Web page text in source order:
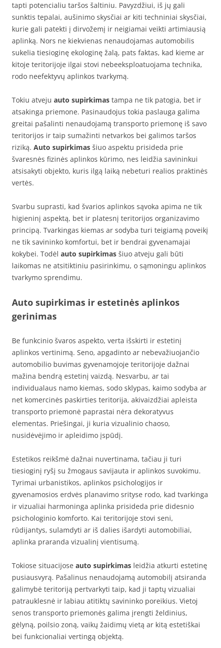
tapti potencialiu taršos šaltiniu. Pavyzdžiui, iš jų gali
sunktis tepalai, aušinimo skysčiai ar kiti techniniai skysčiai,
kurie gali patekti į dirvožemį ir neigiamai veikti artimiausią
aplinką. Nors ne kiekvienas nenaudojamas automobilis
sukelia tiesioginę ekologinę žalą, pats faktas, kad kieme ar
kitoje teritorijoje ilgai stovi nebeeksploatuojama technika,
rodo neefektyvų aplinkos tvarkymą.
Tokiu atveju auto supirkimas tampa ne tik patogia, bet ir
atsakinga priemone. Pasinaudojus tokia paslauga galima
greitai pašalinti nenaudojamą transporto priemonę iš savo
teritorijos ir taip sumažinti netvarkos bei galimos taršos
riziką. Auto supirkimas šiuo aspektu prisideda prie
švaresnės fizinės aplinkos kūrimo, nes leidžia savininkui
atsisakyti objekto, kuris ilgą laiką nebeturi realios praktinės
vertės.
Svarbu suprasti, kad švarios aplinkos sąvoka apima ne tik
higieninį aspektą, bet ir platesnį teritorijos organizavimo
principą. Tvarkingas kiemas ar sodyba turi teigiamą poveikį
ne tik savininko komfortui, bet ir bendrai gyvenamajai
kokybei. Todėl auto supirkimas šiuo atveju gali būti
laikomas ne atsitiktiniu pasirinkimu, o sąmoningu aplinkos
tvarkymo sprendimu.
Auto supirkimas ir estetinės aplinkos
gerinimas
Be funkcinio švaros aspekto, verta išskirti ir estetinį
aplinkos vertinimą. Seno, apgadinto ar nebevažiuojančio
automobilio buvimas gyvenamojoje teritorijoje dažnai
mažina bendrą estetinį vaizdą. Nesvarbu, ar tai
individualaus namo kiemas, sodo sklypas, kaimo sodyba ar
net komercinės paskirties teritorija, akivaizdžiai apleista
transporto priemonė paprastai nėra dekoratyvus
elementas. Priešingai, ji kuria vizualinio chaoso,
nusidėvėjimo ir apleidimo įspūdį.
Estetikos reikšmė dažnai nuvertinama, tačiau ji turi
tiesioginį ryšį su žmogaus savijauta ir aplinkos suvokimu.
Tyrimai urbanistikos, aplinkos psichologijos ir
gyvenamosios erdvės planavimo srityse rodo, kad tvarkinga
ir vizualiai harmoninga aplinka prisideda prie didesnio
psichologinio komforto. Kai teritorijoje stovi seni,
rūdijantys, sulamdyti ar iš dalies išardyti automobiliai,
aplinka praranda vizualinį vientisumą.
Tokiose situacijose auto supirkimas leidžia atkurti estetinę
pusiausvyrą. Pašalinus nenaudojamą automobilį atsiranda
galimybė teritoriją pertvarkyti taip, kad ji taptų vizualiai
patrauklesnė ir labiau atitiktų savininko poreikius. Vietoj
senos transporto priemonės galima įrengti želdinius,
gėlyną, poilsio zoną, vaikų žaidimų vietą ar kitą estetiškai
bei funkcionaliai vertingą objektą.